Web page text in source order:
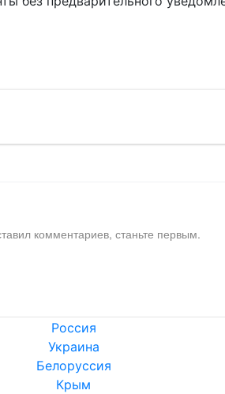
комментариев, станьте первым.
Россия
Украина
Белоруссия
Крым